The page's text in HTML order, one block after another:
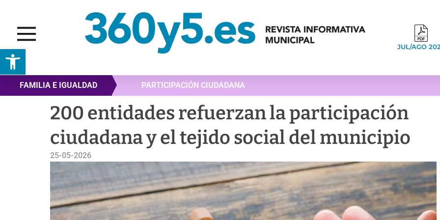
Abrir barra de herramientas JUL/AGO
FAMILIA E IGUALDAD PARTICIPACIÓN CIUDADANA
200 entidades refuerzan la participación
ciudadana y el tejido social del municipio
25-05-2026